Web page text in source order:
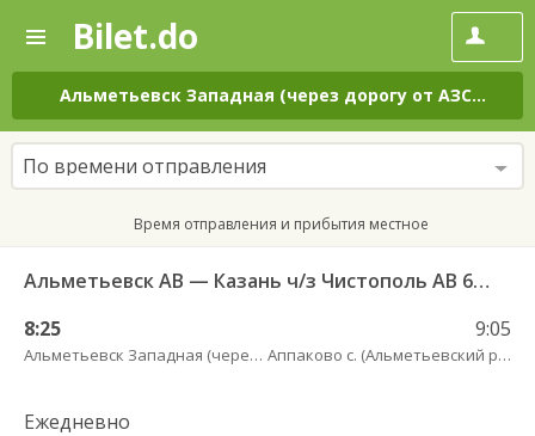
—
Поиск
и
покупка
билетов
на
автобус
онлайн
Bilet.do
Альметьевск Западная (через дорогу от АЗС Татнефть)
По времени отправления
Время отправления и прибытия местное
Альметьевск АВ — Казань ч/з Чистополь АВ 694
8:25
Альметьевск Западная (через дорогу от АЗС Татнефть)
9:05
Аппаково с. (Альметьевский район)
Ежедневно